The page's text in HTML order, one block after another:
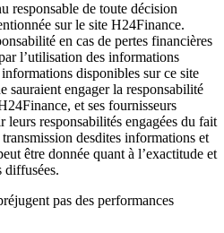
responsable de toute décision
sur le site H24Finance.
en cas de pertes financières
l’utilisation des informations
disponibles sur ce site
sauraient engager la responsabilité
et ses fournisseurs
responsabilités engagées du fait
desdites informations et
être donnée quant à l’exactitude et
diffusées.
pas des performances